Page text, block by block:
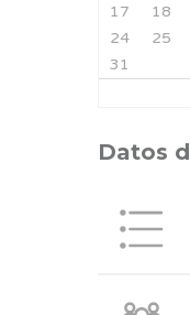
17
18
24
25
31
Datos